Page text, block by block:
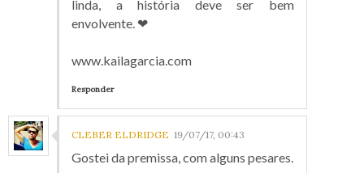
linda, a história deve ser bem
envolvente. ❤
www.kailagarcia.com
Responder
CLEBER ELDRIDGE 19/07/17, 00:43
Gostei da premissa, com alguns pesares.